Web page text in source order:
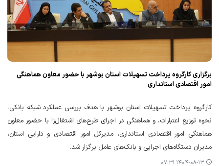
برگزاری کارگروه پرداخت تسهیلات استان بوشهر با حضور معاون هماهنگی
امور اقتصادی استانداری
کارگروه پرداخت تسهیلات استان بوشهر با هدف بررسی عملکرد شبکه بانکی،
نحوه توزیع اعتبارات، و هماهنگی در اجرای طرح‌های اشتغال‌زا با حضور معاون
هماهنگی امور اقتصادی استانداری، مدیرکل امور اقتصادی و دارایی استان،
مدیران دستگاه‌های اجرایی و بانک‌های عامل برگزار شد.
۱۴۰۴-۰۸-۱۳ ۰۷:۳۱